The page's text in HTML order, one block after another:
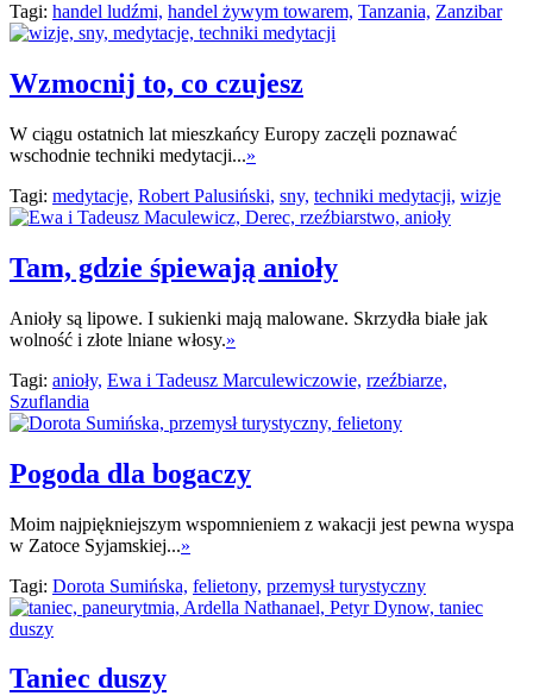
Tagi: handel ludźmi, handel żywym towarem, Tanzania, Zanzibar
Wzmocnij to, co czujesz
W ciągu ostatnich lat mieszkańcy Europy zaczęli poznawać
wschodnie techniki medytacji...»
Tagi: medytacje, Robert Palusiński, sny, techniki medytacji, wizje
Tam, gdzie śpiewają anioły
Anioły są lipowe. I sukienki mają malowane. Skrzydła białe jak
wolność i złote lniane włosy.»
Tagi: anioły, Ewa i Tadeusz Marculewiczowie, rzeźbiarze,
Szuflandia
Pogoda dla bogaczy
Moim najpiękniejszym wspomnieniem z wakacji jest pewna wyspa
w Zatoce Syjamskiej...»
Tagi: Dorota Sumińska, felietony, przemysł turystyczny
Taniec duszy